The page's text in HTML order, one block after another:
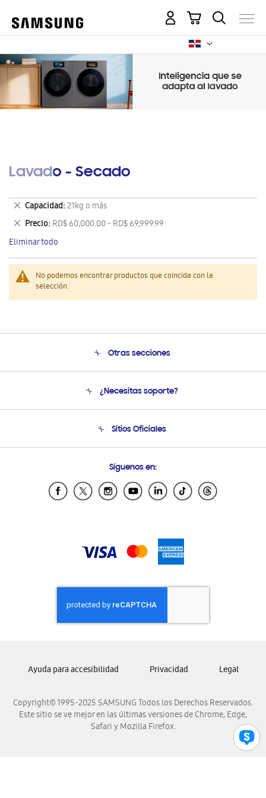
Mi carrito
Lavado - Secado
No podemos encontrar productos que coincida con la
selección.
Capacidad 21kg o más
Eliminar
este
artículo
Precio RD$ 60,000.00 - RD$ 69,999.99
Eliminar
este
artículo
Eliminar todo
Otras secciones
Soporte
Seguimiento de tu pedido
¿Necesitas soporte?
Soporte vía eMail
Sitios Oficiales
Samsung Ecuador
Samsung El Salvador
Samsung Nicaragua
Samsung Panamá
Samsung República Dominicana
Samsung Venezuela
Síguenos en:
Copyright© 1995-2025 SAMSUNG Todos los Derechos Reservados.
Este sitio se ve mejor en las últimas versiones de Chrome, Edge,
Safari y Mozilla Firefox.
Ayuda para accesibilidad Privacidad Legal